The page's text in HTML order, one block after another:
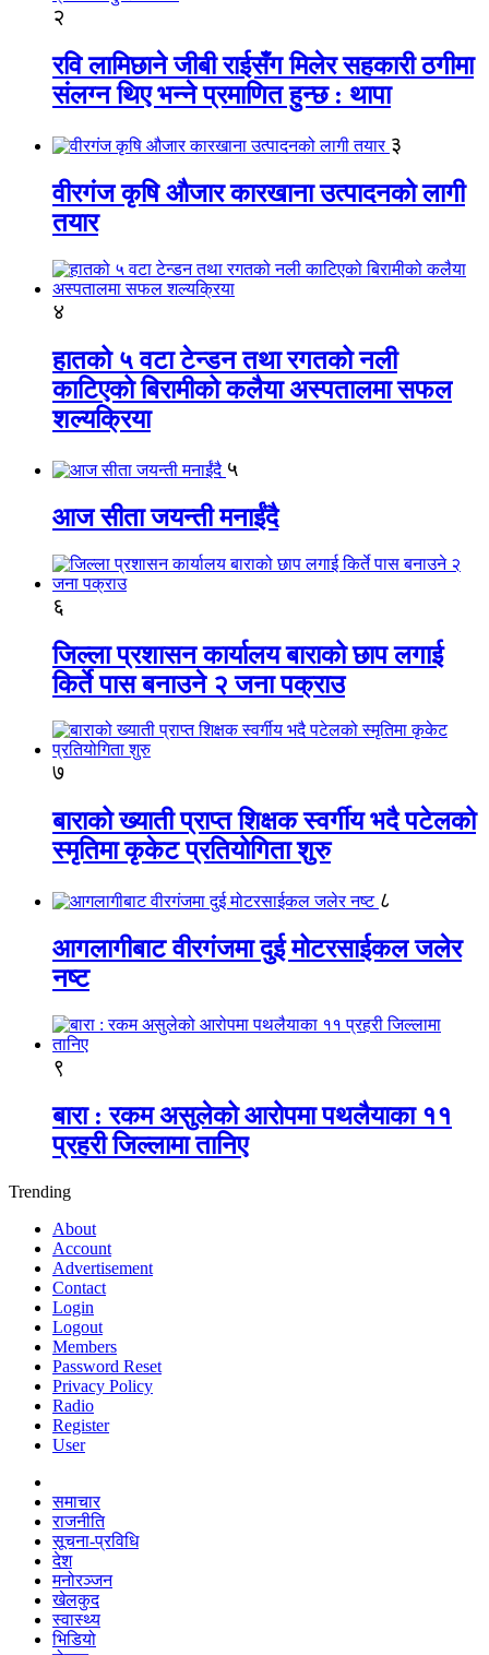
२
रवि लामिछाने जीबी राईसँग मिलेर सहकारी ठगीमा
संलग्न थिए भन्ने प्रमाणित हुन्छ : थापा
३
वीरगंज कृषि औजार कारखाना उत्पादनको लागी
तयार
४
हातको ५ वटा टेन्डन तथा रगतको नली
काटिएको बिरामीको कलैया अस्पतालमा सफल
शल्यक्रिया
५
आज सीता जयन्ती मनाईंदै
६
जिल्ला प्रशासन कार्यालय बाराको छाप लगाई
किर्ते पास बनाउने २ जना पक्राउ
७
बाराको ख्याती प्राप्त शिक्षक स्वर्गीय भदै पटेलको
स्मृतिमा कृकेट प्रतियोगिता शुरु
८
आगलागीबाट वीरगंजमा दुई मोटरसाईकल जलेर
नष्ट
९
बारा : रकम असुलेको आरोपमा पथलैयाका ११
प्रहरी जिल्लामा तानिए
Trending
About
Account
Advertisement
Contact
Login
Logout
Members
Password Reset
Privacy Policy
Radio
Register
User
समाचार
राजनीति
सूचना-प्रविधि
देश
मनोरञ्जन
खेलकुद
स्वास्थ्य
भिडियो